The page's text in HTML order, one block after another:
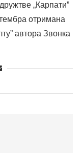
„Карпати”
отримана
автора Звонка